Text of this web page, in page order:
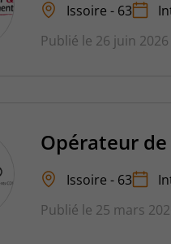
Issoire - 63
Publié le 26 juin 2026
Opérateur
Issoire - 63
Publié le 25 mars